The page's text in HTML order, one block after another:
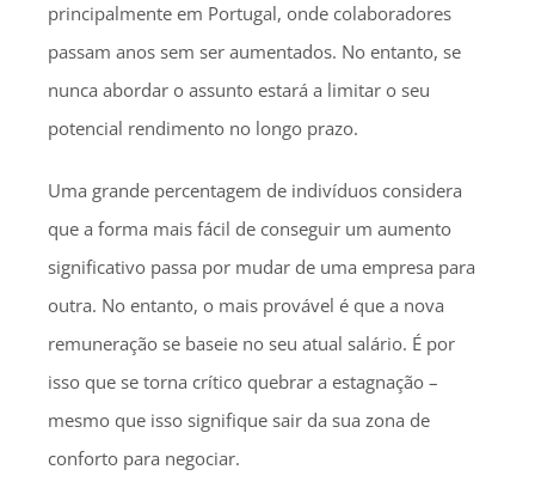
principalmente em Portugal, onde colaboradores
passam anos sem ser aumentados. No entanto, se
nunca abordar o assunto estará a limitar o seu
potencial rendimento no longo prazo.
Uma grande percentagem de indivíduos considera
que a forma mais fácil de conseguir um aumento
significativo passa por mudar de uma empresa para
outra. No entanto, o mais provável é que a nova
remuneração se baseie no seu atual salário. É por
isso que se torna crítico quebrar a estagnação –
mesmo que isso signifique sair da sua zona de
conforto para negociar.